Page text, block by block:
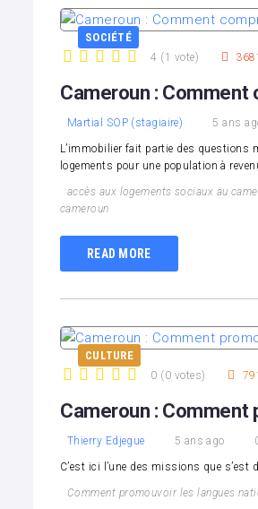
SOCIÉTÉ
4 ( 1 vote) 3681
Cameroun :
Martial SOP (stagiaire) 5 ans
L’immobilier fait partie des questions
logements pour une population à
accès aux logements sociaux au
cameroun
READ MORE
CULTURE
0 ( 0 votes) 791
Cameroun : Comment
Thierry Edjegue 5 ans ago
C’est ici l’une des missions que
Comment promouvoir les langues